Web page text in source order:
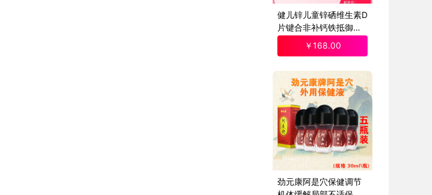
健儿锌儿童锌硒维生素D
片键合非补钙铁抵御力
锌片咀嚼片
￥168.00
劲元康阿是穴保健调节